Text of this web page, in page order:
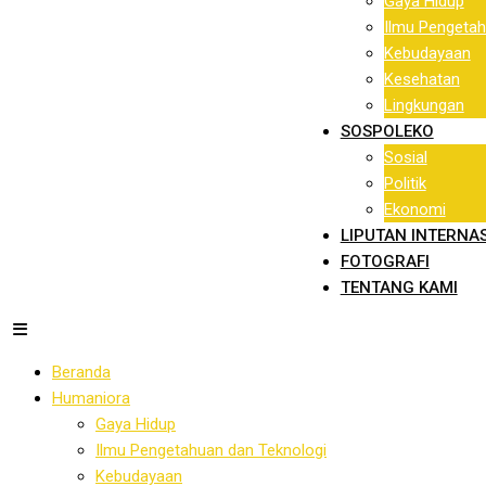
Ilmu
Kebudayaan
Kesehatan
Lingkungan
SOSPOLEKO
Sosial
Politik
Ekonomi
LIPUTAN
FOTOGRAFI
TENTANG KAMI
Beranda
Humaniora
Gaya Hidup
Ilmu Pengetahuan dan Teknologi
Kebudayaan